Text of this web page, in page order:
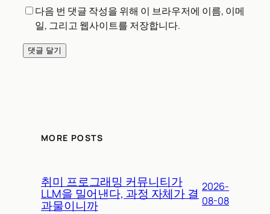
다음 번 댓글 작성을 위해 이 브라우저에 이름, 이메
일, 그리고 웹사이트를 저장합니다.
MORE POSTS
취미 프로그래밍 커뮤니티가
LLM을 밀어낸다, 과정 자체가 결
과물이니까
2026-
08-08